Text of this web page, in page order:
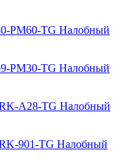
Налобный
Налобный
Налобный
Налобный